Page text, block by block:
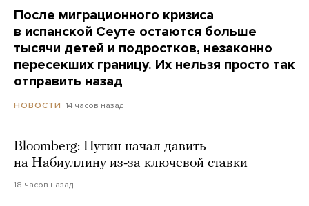
После миграционного кризиса
в испанской Сеуте остаются больше
тысячи детей и подростков, незаконно
пересекших границу. Их нельзя просто так
отправить назад
НОВОСТИ 14 часов назад
Bloomberg: Путин начал давить
на Набиуллину из-за ключевой ставки
18 часов назад